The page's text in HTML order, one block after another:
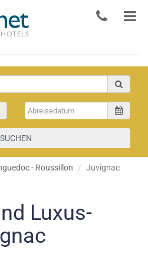
SUCHEN
- Roussillon Juvignac
Luxus-